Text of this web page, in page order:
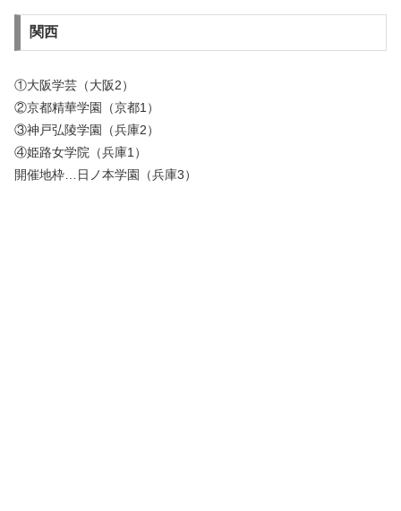
関西
①大阪学芸（大阪2）
②京都精華学園（京都1）
③神戸弘陵学園（兵庫2）
④姫路女学院（兵庫1）
開催地枠…日ノ本学園（兵庫3）